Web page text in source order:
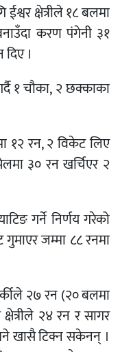
क्षेत्रीले १८ बलमा
करण पंगेनी ३१
।
१ चौका, २ छक्काका
१२ रन, २ विकेट लिए
३० रन खर्चिएर २
गर्ने निर्णय गरेको
जम्मा ८८ रनमा
२७ रन (२० बलमा
२४ रन र सागर
खासै टिक्न सकेनन् ।